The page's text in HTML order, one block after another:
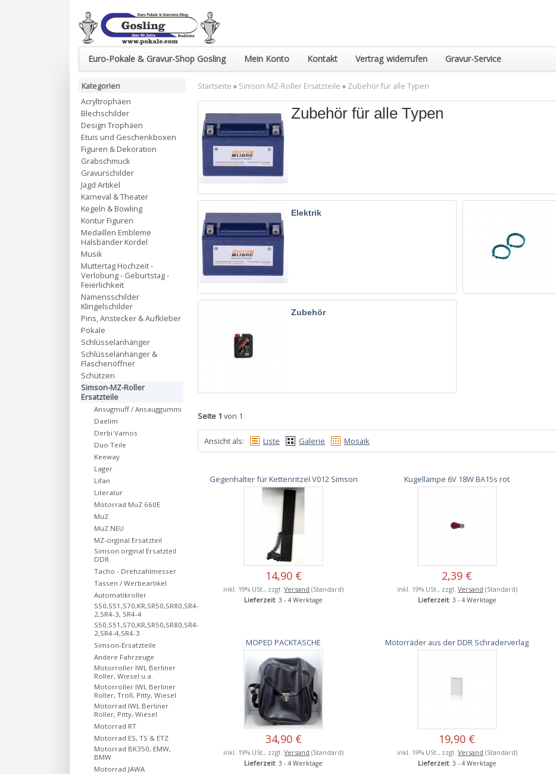
Euro-Pokale & Gravur-Shop Gosling Mein Konto Kontakt Vertrag widerrufen Gravur-Service
Startseite » Simson-MZ-Roller Ersatzteile » Zubehör für alle Typen
Zubehör für alle Typen
Elektrik
Zubehör
Seite 1 von 1
Ansicht als: Liste Galerie Mosaik
Gegenhalter für Kettenritzel V012 Simson
14,90 €
inkl. 19% USt., zzgl.Versand (Standard)
Lieferzeit: 3 - 4 Werktage
Kugellampe 6V 18W BA15s rot
2,39 €
inkl. 19% USt., zzgl. Versand (Standard)
Lieferzeit: 3 - 4 Werktage
MOPED PACKTASCHE
34,90 €
inkl. 19% USt., zzgl.Versand (Standard)
Lieferzeit: 3 - 4 Werktage
Mötorräder aus der DDR Schraderverlag
19,90 €
inkl. 19% USt., zzgl. Versand (Standard)
Lieferzeit: 3 - 4 Werktage
Kategorien
Acryltrophäen
Blechschilder
Design Trophäen
Etuis und Geschenkboxen
Figuren & Dekoration
Grabschmuck
Gravurschilder
Jagd Artikel
Karneval & Theater
Kegeln & Bowling
Kontur Figuren
Medaillen Embleme
Halsbänder Kordel
Musik
Muttertag Hochzeit -
Verlobung - Geburtstag -
Feierlichkeit
Namensschilder
Klingelschilder
Pins, Anstecker & Aufkleber
Pokale
Schlüsselanhänger
Schlüsselanhänger &
Flaschenöffner
Schützen
Simson-MZ-Roller
Ersatzteile
Ansugmuff / Ansauggummi
Daelim
Derbi Vamos
Duo Teile
Keeway
Lager
Lifan
Literatur
Motorrad MuZ 660E
MuZ
MuZ NEU
MZ-orginal Ersatzteil
Simson orginal Ersatzteil
DDR
Tacho - Drehzahlmesser
Tassen / Werbeartikel
Automatikroller
S50,S51,S70,KR,SR50,SR80,SR4-
2,SR4-3, SR4-4
S50,S51,S70,KR,SR50,SR80,SR4-
2,SR4-4,SR4-3
Simson-Ersatzteile
Andere Fahrzeuge
Motorroller IWL Berliner
Roller, Wiesel u.a.
Motorroller IWL Berliner
Roller, Troll, Pitty, Wiesel
Motorrad IWL Berliner
Roller, Pitty, Wiesel
Motorrad RT
Motorrad ES, TS & ETZ
Motorrad BK350, EMW,
BMW
Motorrad JAWA